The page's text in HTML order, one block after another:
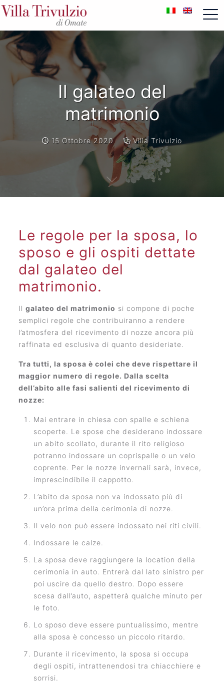
Il galateo del
matrimonio
15 Ottobre 2020 Villa Trivulzio
Le regole per la sposa, lo
sposo e gli ospiti dettate
dal galateo del
matrimonio.
Il galateo del matrimonio si compone di poche
semplici regole che contribuiranno a rendere
l’atmosfera del ricevimento di nozze ancora più
raffinata ed esclusiva di quanto desideriate.
Tra tutti, la sposa è colei che deve rispettare il
maggior numero di regole. Dalla scelta
dell’abito alle fasi salienti del ricevimento di
nozze:
Mai entrare in chiesa con spalle e schiena
scoperte. Le spose che desiderano indossare
un abito scollato, durante il rito religioso
potranno indossare un coprispalle o un velo
coprente. Per le nozze invernali sarà, invece,
imprescindibile il cappotto.
L’abito da sposa non va indossato più di
un’ora prima della cerimonia di nozze.
Il velo non può essere indossato nei riti civili.
Indossare le calze.
La sposa deve raggiungere la location della
cerimonia in auto. Entrerà dal lato sinistro per
poi uscire da quello destro. Dopo essere
scesa dall’auto, aspetterà qualche minuto per
le foto.
Lo sposo deve essere puntualissimo, mentre
alla sposa è concesso un piccolo ritardo.
Durante il ricevimento, la sposa si occupa
degli ospiti, intrattenendosi tra chiacchiere e
sorrisi.